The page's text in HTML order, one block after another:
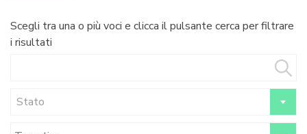
Scegli tra una o più voci e clicca il pulsante cerca per filtrare
i risultati
Stato